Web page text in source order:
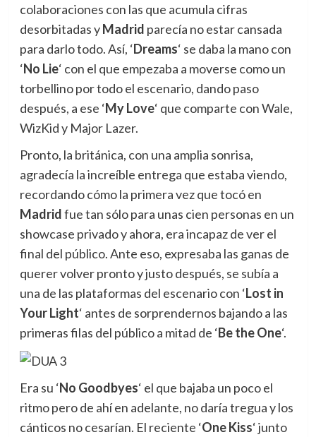
colaboraciones con las que acumula cifras
desorbitadas yMadrid parecía no estar cansada
para darlo todo. Así, ‘Dreams‘ se daba la mano con
‘No Lie‘ con el que empezaba a moverse como un
torbellino por todo el escenario, dando paso
después, a ese ‘My Love‘ que comparte con Wale,
WizKid y Major Lazer.
Pronto, la británica, con una amplia sonrisa,
agradecía la increíble entrega que estaba viendo,
recordando cómo la primera vez que tocó en
Madridfue tan sólo para unas cien personas en un
showcase privado y ahora, era incapaz de ver el
final del público. Ante eso, expresaba las ganas de
querer volver pronto y justo después, se subía a
una de las plataformas del escenario con ‘Lost in
Your Light‘ antes de sorprendernos bajando a las
primeras filas del público a mitad de ‘Be the One‘.
Era su ‘No Goodbyes‘ el que bajaba un poco el
ritmo pero de ahí en adelante, no daría tregua y los
cánticos no cesarían. El reciente ‘One Kiss‘ junto